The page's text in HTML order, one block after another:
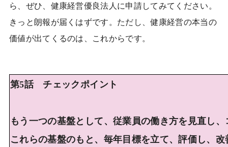
ら、ぜひ、健康経営優良法人に申請してみてください。
きっと朗報が届くはずです。ただし、健康経営の本当の
価値が出てくるのは、これからです。
第5話 チェックポイント
もう一つの基盤として、従業員の働き方を見直し
これらの基盤のもと、毎年目標を立て、評価し、